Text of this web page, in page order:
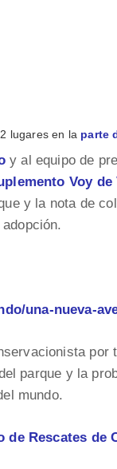
lugares en la parte
y al equipo de
Voy de
y la nota de
una-nueva-
parque y la
mundo.
de Rescates de